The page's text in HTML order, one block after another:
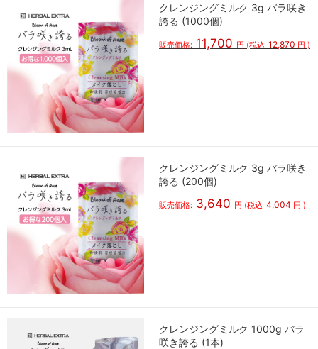
クレンジングミルク 3g バラ咲き
誇る (1000個)
販売価格: 11,700 円 (税込 12,870 円 )
クレンジングミルク 3g バラ咲き
誇る (200個)
販売価格: 3,640 円 (税込 4,004 円 )
クレンジングミルク 1000g バラ
咲き誇る (1本)